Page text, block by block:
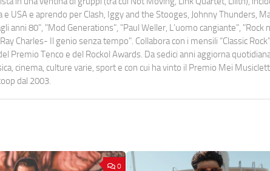
USA e aprendo per Clash, Iggy and the Stooges, Johnny Thunders,
anni 80", "Mod Generations", "Paul Weller, L’uomo cangiante", "Rock
Charles- Il genio senza tempo". Collabora con i mensili “Classic
Premio Tenco e del Rockol Awards. Da sedici anni aggiorna
cinema, culture varie, sport e con cui ha vinto il Premio Mei
dal 2003.
0